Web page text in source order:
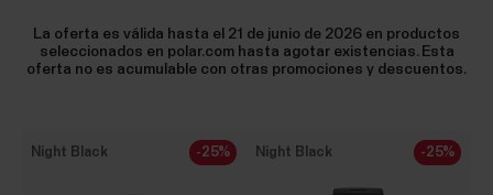
La oferta es válida hasta el 21 de junio de 2026 en productos
seleccionados en polar.com hasta agotar existencias. Esta
oferta no es acumulable con otras promociones y descuentos.
Night Black -25% Night Black -25%